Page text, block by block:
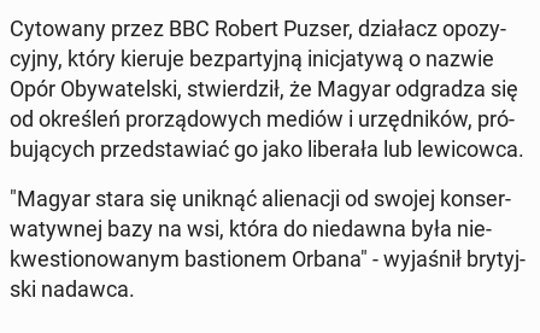
Cy­to­wa­ny przez BBC Robert Puzser, dzia­łacz opo­zy­
cyj­ny, który kieruje bez­par­tyj­ną ini­cja­ty­wą o nazwie
Opór Oby­wa­tel­ski, stwier­dził, że Magyar od­gra­dza się
od okre­śleń pro­rzą­do­wych mediów i urzęd­ni­ków, pró­
bu­ją­cych przed­sta­wiać go jako li­be­ra­ła lub le­wi­cow­ca.
"Magyar stara się uniknąć alie­na­cji od swojej kon­ser­
wa­tyw­nej bazy na wsi, która do nie­daw­na była nie­
kwe­stio­no­wa­nym ba­stio­nem Orbana" - wy­ja­śnił bry­tyj­
ski nadawca.